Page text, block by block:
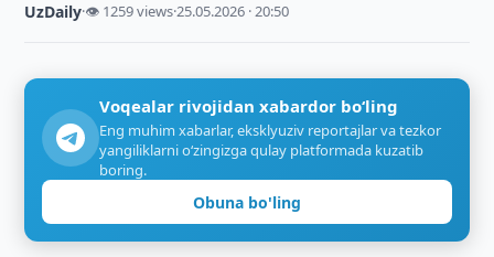
UzDaily·👁 1259 views·25.05.2026 · 20:50
Voqealar rivojidan xabardor bo‘ling
Eng muhim xabarlar, eksklyuziv reportajlar va tezkor
yangiliklarni o‘zingizga qulay platformada kuzatib
boring.
Obuna bo'ling